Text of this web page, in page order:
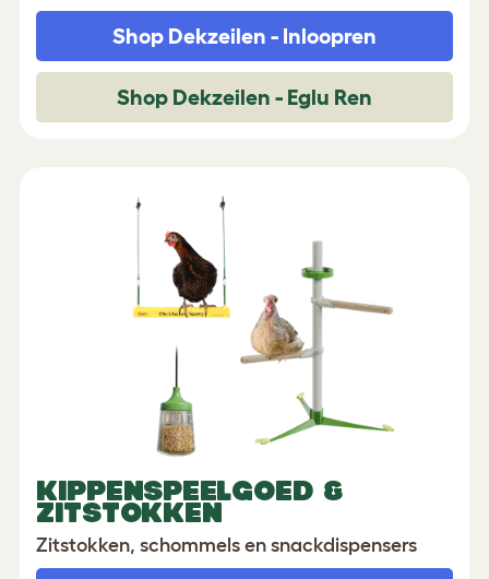
Shop Dekzeilen - Inloopren
Shop Dekzeilen - Eglu Ren
KIPPENSPEELGOED &
ZITSTOKKEN
Zitstokken, schommels en snackdispensers